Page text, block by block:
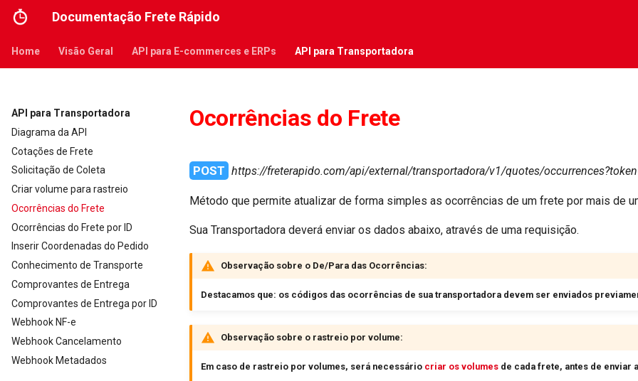
Documentação Frete Rápido
Home Visão Geral API para E-commerces e ERPs API para Transportadora
API para Transportadora
Diagrama da API
Cotações de Frete
Solicitação de Coleta
Criar volume para rastreio
Ocorrências do Frete
Ocorrências do Frete por ID
Inserir Coordenadas do Pedido
Conhecimento de Transporte
Comprovantes de Entrega
Comprovantes de Entrega por ID
Webhook NF-e
Webhook Cancelamento
Webhook Metadados
Ocorrências do Frete
POST https://freterapido.com/api/external/transportadora/v1/quotes/
Método que permite atualizar de forma simples as ocorrências de um frete por mais de
Sua Transportadora deverá enviar os dados abaixo, através de uma requisição.
Observação sobre o De/Para das Ocorrências:
Destacamos que: os códigos das ocorrências de sua transportadora devem ser enviados
Observação sobre o rastreio por volume:
Em caso de rastreio por volumes, será necessário criar os volumes de cada frete, antes de enviar